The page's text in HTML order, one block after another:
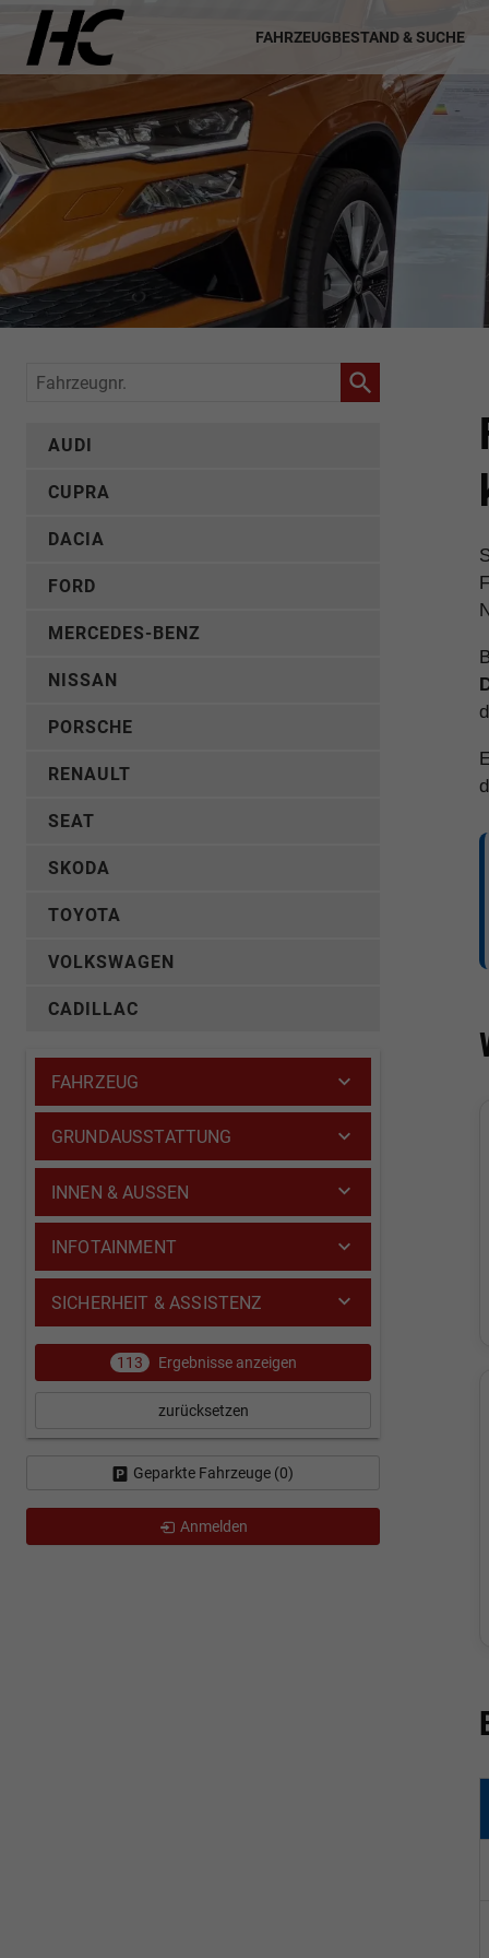
FAHRZEUGBESTAND & SUCHE
Fahrzeugnr.
AUDI
CUPRA
DACIA
FORD
MERCEDES-BENZ
NISSAN
PORSCHE
RENAULT
SEAT
SKODA
TOYOTA
VOLKSWAGEN
CADILLAC
FAHRZEUG
GRUNDAUSSTATTUNG
INNEN & AUSSEN
INFOTAINMENT
SICHERHEIT & ASSISTENZ
113 Ergebnisse anzeigen
zurücksetzen
Geparkte Fahrzeuge (0)
Anmelden